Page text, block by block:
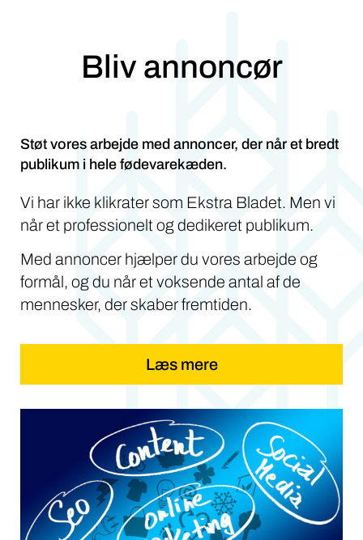
Bliv annoncør
Støt vores arbejde med annoncer, der når et bredt
publikum i hele fødevarekæden.
Vi har ikke klikrater som Ekstra Bladet. Men vi
når et professionelt og dedikeret publikum.
Med annoncer hjælper du vores arbejde og
formål, og du når et voksende antal af de
mennesker, der skaber fremtiden.
Læs mere